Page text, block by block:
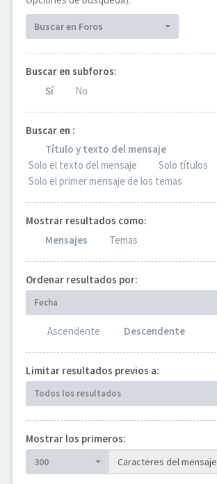
Buscar en Foros
Buscar en subforos:
Sí
No
Buscar en :
Título y texto del mensaje
Solo el texto del mensaje
Solo títulos
Solo el primer mensaje de los temas
Mostrar resultados como:
Mensajes
Temas
Ordenar resultados por:
Fecha
Ascendente Descendente
Limitar resultados previos a:
Todos los resultados
Mostrar los primeros:
300 Caracteres del mensaje